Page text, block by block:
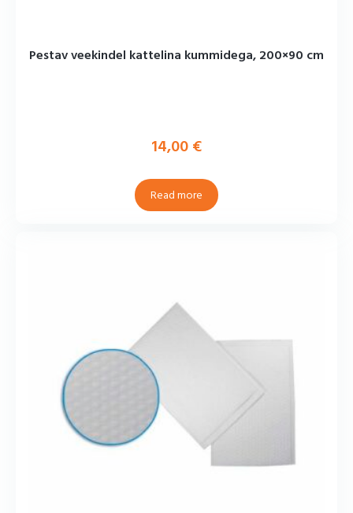
Pestav veekindel kattelina kummidega, 200×90 cm
14,00€
Read more